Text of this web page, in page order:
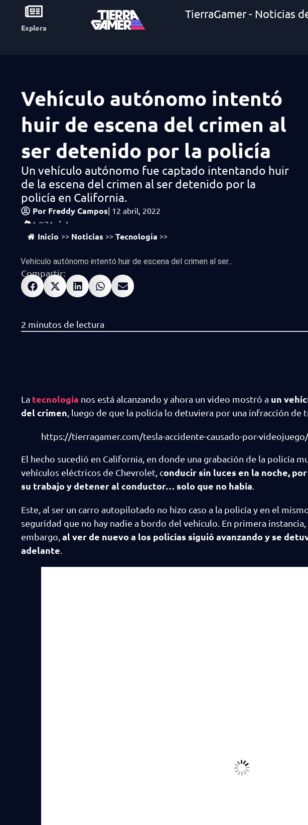
Explora
TierraGamer - Noticias
Vehículo autónomo intentó
huir de escena del crimen al
ser detenido por la policía
Un vehículo autónomo fue captado intentando huir
de la escena del crimen al ser detenido por la
policía en California.
Por Freddy Campos| 12 abril, 2022
1,071 vistas
Inicio >> Noticias >> Tecnología >>
Vehículo autónomo intentó huir de escena del crimen al ser...
Compartir:
La tecnología nos está alcanzando y ahora un video mostró a un
del crimen , luego de que la policía lo detuviera por una infracción de
https://tierragamer.com/tesla-accidente-causado-por-videojuego/
El hecho sucedió en California, en donde una grabación de la policía
vehículos eléctricos de Chevrolet, conducir sin luces en la noche,
su trabajo y detener al conductor… solo que no había
Este, al ser un carro autopilotado no hizo caso a la policía y en el
seguridad que no hay nadie a bordo del vehículo. En primera
embargo, al ver de nuevo a los policías siguió avanzando y se
adelante